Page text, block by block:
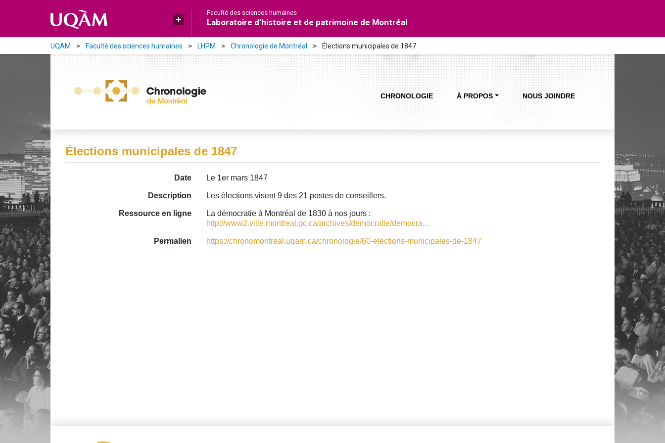
Faculté des sciences humaines
Laboratoire d’histoire et de patrimoine de Montréal
UQAM Faculté des sciences humaines LHPM Chronologie de Montréal Élections municipales de 1847
CHRONOLOGIE À PROPOS NOUS JOINDRE
Élections municipales de 1847
Date Le 1er mars 1847
Description Les élections visent 9 des 21 postes de conseillers.
Ressource en ligne
La démocratie à Montréal de 1830 à nos jours :
http://www2.ville.montreal.qc.ca/archives/democratie/democra...
Permalien https://chronomontreal.uqam.ca/chronologie/60-elections-municipales-de-1847